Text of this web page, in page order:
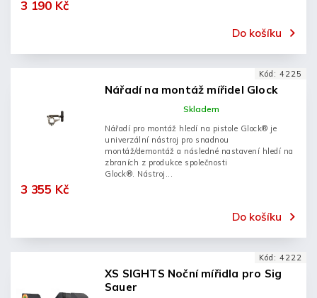
3 190 Kč
Do košíku
Nářadí na montáž mířidel Glock
Skladem
3 355 Kč
Do košíku
Nářadí pro montáž hledí na pistole Glock® je
univerzální nástroj pro snadnou
montáž/demontáž a následné nastavení hledí na
zbraních z produkce společnosti
Glock®. Nástroj...
Kód: 4225
XS SIGHTS Noční mířidla pro Sig
Sauer
Kód: 4222